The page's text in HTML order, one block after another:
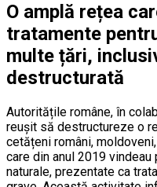
O amplă rețea
tratamente
multe țări,
destructurată
Autoritățile române, în
reușit să destructureze o
cetățeni români,
care din anul 2019
naturale, prezentate ca